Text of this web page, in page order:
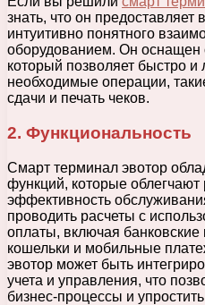
знать, что он предоставляет
интуитивно понятного
оборудованием. Он оснащен
который позволяет быстро и
необходимые операции,
сдачи и печать чеков.
2. Функциональность
Смарт терминал эвотор
функций, которые
эффективность
проводить расчеты с
оплаты, включая банковские
кошельки и мобильные
эвотор может быть
учета и управления, что
бизнес-процессы и